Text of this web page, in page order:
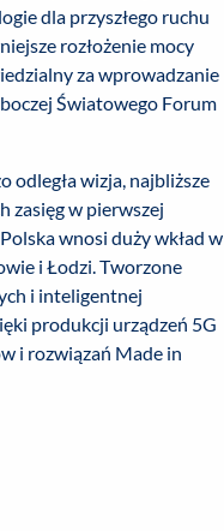
dla przyszłego ruchu
rozłożenie mocy
za wprowadzanie
Światowego Forum
odległa wizja, najbliższe
zasięg w pierwszej
wnosi duży wkład w
i Łodzi. Tworzone
i inteligentnej
produkcji urządzeń 5G
i rozwiązań Made in